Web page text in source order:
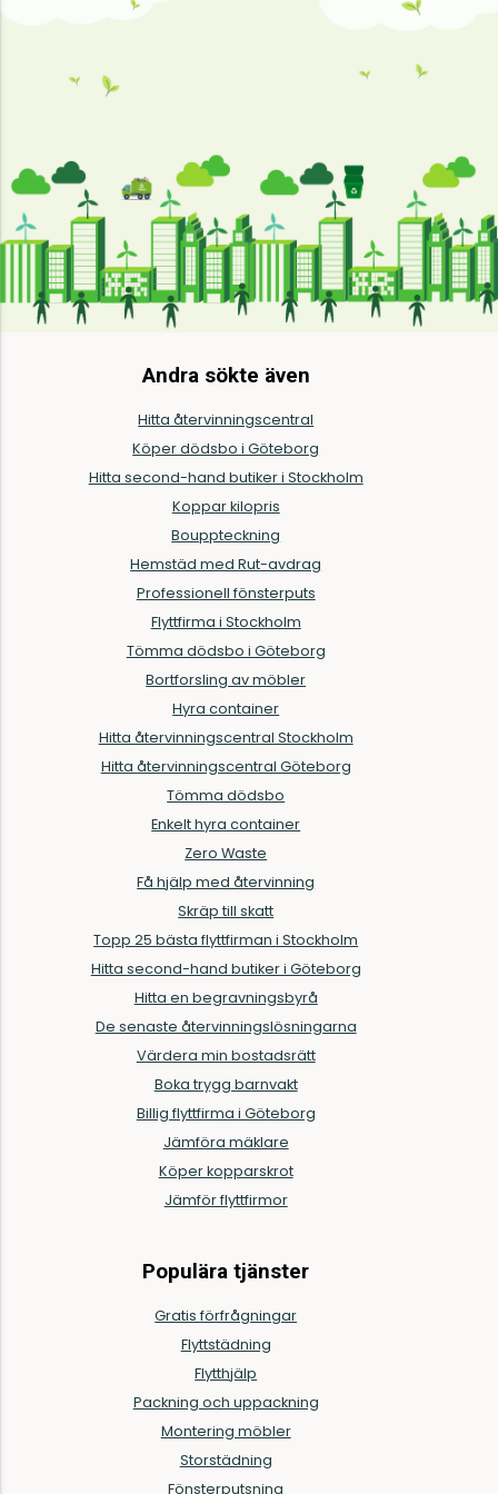
Andra sökte även
Hitta återvinningscentral
Köper dödsbo i Göteborg
Hitta second-hand butiker i Stockholm
Koppar kilopris
Bouppteckning
Hemstäd med Rut-avdrag
Professionell fönsterputs
Flyttfirma i Stockholm
Tömma dödsbo i Göteborg
Bortforsling av möbler
Hyra container
Hitta återvinningscentral Stockholm
Hitta återvinningscentral Göteborg
Tömma dödsbo
Enkelt hyra container
Zero Waste
Få hjälp med återvinning
Skräp till skatt
Topp 25 bästa flyttfirman i Stockholm
Hitta second-hand butiker i Göteborg
Hitta en begravningsbyrå
De senaste återvinningslösningarna
Värdera min bostadsrätt
Boka trygg barnvakt
Billig flyttfirma i Göteborg
Jämföra mäklare
Köper kopparskrot
Jämför flyttfirmor
Populära tjänster
Gratis förfrågningar
Flyttstädning
Flytthjälp
Packning och uppackning
Montering möbler
Storstädning
Fönsterputsning